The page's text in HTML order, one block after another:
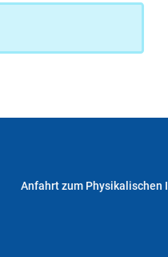
Anfahrt zum Physikalischen